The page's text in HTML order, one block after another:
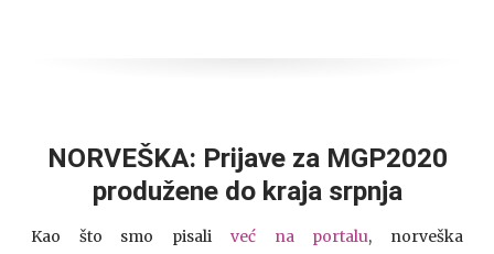
NORVEŠKA: Prijave za MGP2020
produžene do kraja srpnja
Kao što smo pisali već na portalu, norveška